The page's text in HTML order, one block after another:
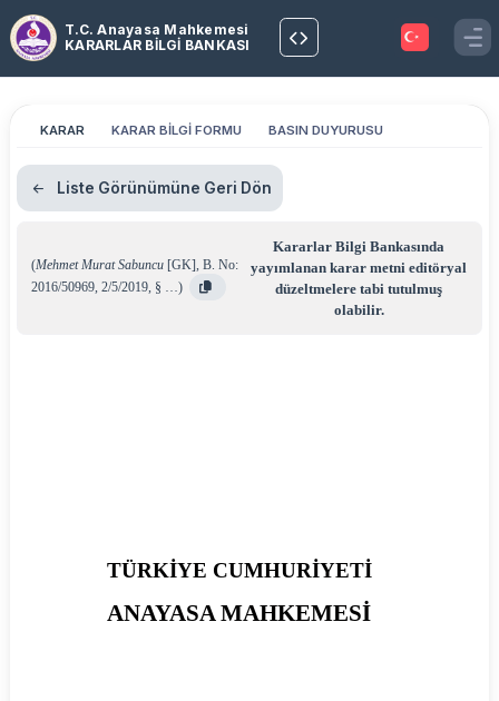
T.C. Anayasa Mahkemesi
KARARLAR BİLGİ BANKASI
KARAR KARAR BİLGİ FORMU BASIN DUYURUSU
Liste Görünümüne Geri Dön
(Mehmet Murat Sabuncu [GK], B. No:
2016/50969, 2/5/2019, § …)
Kararlar Bilgi Bankasında
yayımlanan karar metni editöryal
düzeltmelere tabi tutulmuş
olabilir.